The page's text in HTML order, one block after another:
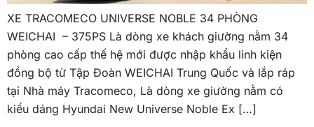
XE TRACOMECO UNIVERSE NOBLE 34 PHÒNG
WEICHAI – 375PS Là dòng xe khách giường nằm 34
phòng cao cấp thế hệ mới được nhập khẩu linh kiện
đồng bộ từ Tập Đoàn WEICHAI Trung Quốc và lắp ráp
tại Nhà máy Tracomeco, Là dòng xe giường nằm có
kiểu dáng Hyundai New Universe Noble Ex […]